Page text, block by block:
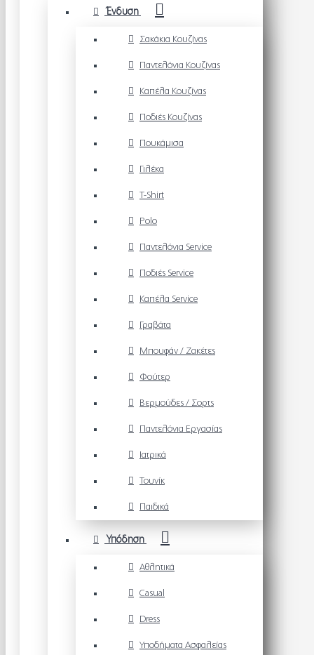
Ένδυση
Σακάκια Κουζίνας
Παντελόνια Κουζίνας
Καπέλα Κουζίνας
Ποδιές Κουζίνας
Πουκάμισα
Γιλέκα
T-Shirt
Polo
Παντελόνια Service
Ποδιές Service
Καπέλα Service
Γραβάτα
Μπουφάν / Ζακέτες
Φούτερ
Βερμούδες / Σορτς
Παντελόνια Εργασίας
Ιατρικά
Τουνίκ
Παιδικά
Υπόδηση
Αθλητικά
Casual
Dress
Υποδήματα Ασφαλείας